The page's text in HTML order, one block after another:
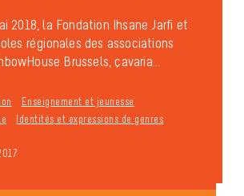
2018, la Fondation Ihsane Jarfi et
régionales des associations
Brussels, çavaria...
Enseignement et jeunesse
Identités et expressions de genres